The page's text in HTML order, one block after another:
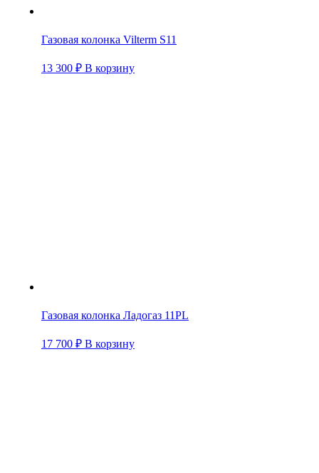
Газовая колонка Vilterm S11
13 300 ₽ В корзину
Газовая колонка Ладогаз 11PL
17 700 ₽ В корзину